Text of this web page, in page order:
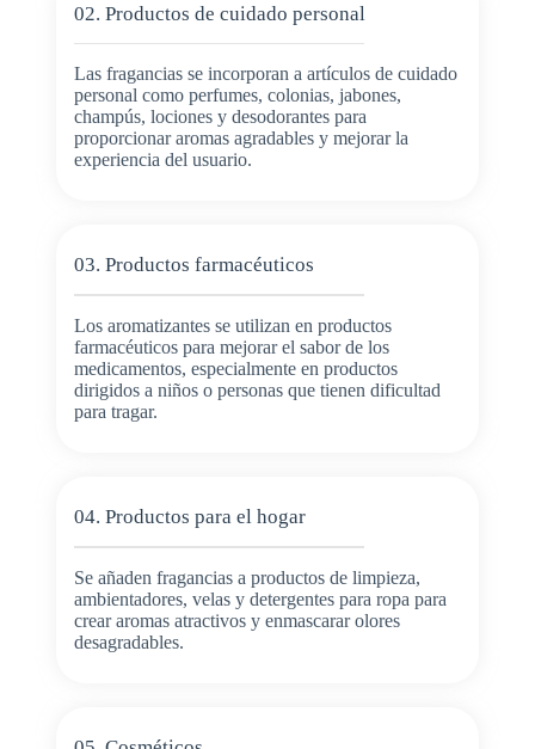
02. Productos de cuidado personal
Las fragancias se incorporan a artículos de cuidado
personal como perfumes, colonias, jabones,
champús, lociones y desodorantes para
proporcionar aromas agradables y mejorar la
experiencia del usuario.
03. Productos farmacéuticos
Los aromatizantes se utilizan en productos
farmacéuticos para mejorar el sabor de los
medicamentos, especialmente en productos
dirigidos a niños o personas que tienen dificultad
para tragar.
04. Productos para el hogar
Se añaden fragancias a productos de limpieza,
ambientadores, velas y detergentes para ropa para
crear aromas atractivos y enmascarar olores
desagradables.